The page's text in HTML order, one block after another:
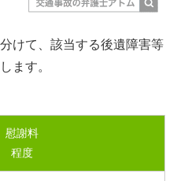
けて、該当する後遺障害等
ます。
慰謝料
程度